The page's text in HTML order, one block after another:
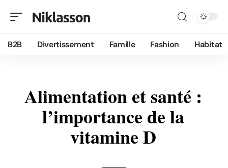
B2B Divertissement Famille Fashion Habitat
Alimentation et santé :
l’importance de la
vitamine D